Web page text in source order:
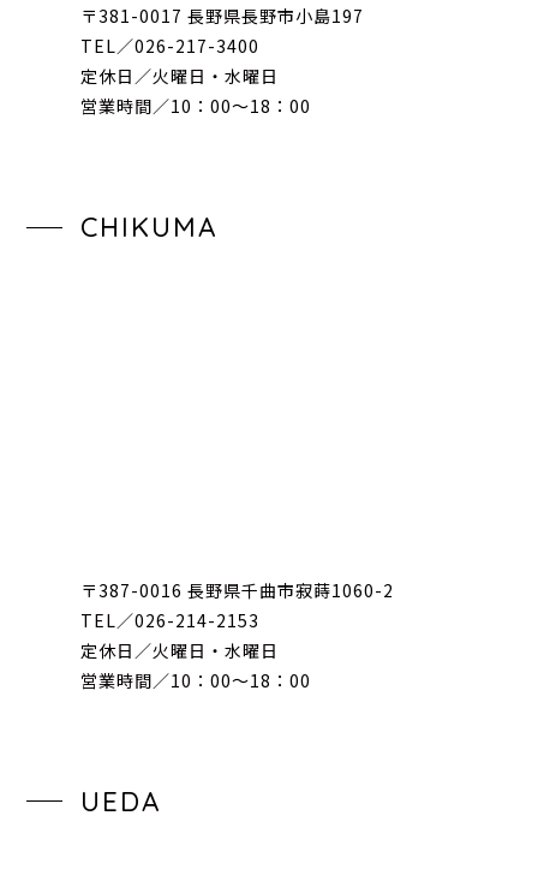
〒381-0017 長野県長野市小島197
TEL／026-217-3400
定休日／火曜日・水曜日
営業時間／10：00〜18：00
CHIKUMA
〒387-0016 長野県千曲市寂蒔1060-2
TEL／026-214-2153
定休日／火曜日・水曜日
営業時間／10：00〜18：00
UEDA